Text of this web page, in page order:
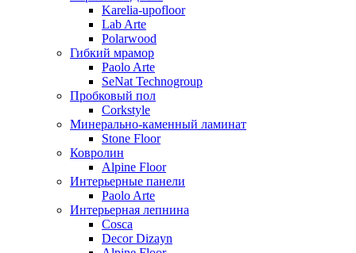
Karelia-upofloor
Lab Arte
Polarwood
Гибкий мрамор
Paolo Arte
SeNat Technogroup
Пробковый пол
Corkstyle
Минерально-каменный ламинат
Stone Floor
Ковролин
Alpine Floor
Интерьерные панели
Paolo Arte
Интерьерная лепнина
Cosca
Decor Dizayn